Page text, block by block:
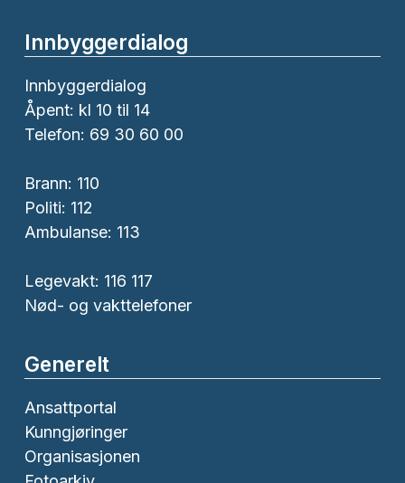
Innbyggerdialog
Innbyggerdialog
Åpent: kl 10 til 14
Telefon: 69 30 60 00
Brann: 110
Politi: 112
Ambulanse: 113
Legevakt: 116 117
Nød- og vakttelefoner
Generelt
Ansattportal
Kunngjøringer
Organisasjonen